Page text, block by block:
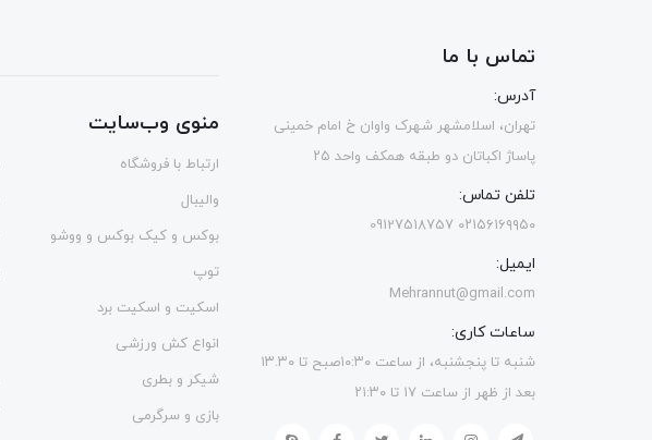
تماس با ما
آدرس:
تهران، اسلامشهر شهرک واوان خ امام خمینی
پاساژ اکباتان دو طبقه همکف واحد ۲۵
تلفن تماس:
۰۲۱۵۶۱۶۹۹۵۰ 09127518757
ایمیل:
Mehrannut@gmail.com
ساعات کاری:
شنبه تا پنجشنبه، از ساعت ۱۰:۳۰صبح تا ۱۳.۳۰
بعد از ظهر از ساعت ۱۷ تا ۲۱:۳۰
منوی وب‌سایت
ارتباط با فروشگاه
والیبال
بوکس و کیک بوکس و ووشو
توپ
اسکیت و اسکیت برد
انواع کش ورزشی
شیکر و بطری
بازی و سرگرمی